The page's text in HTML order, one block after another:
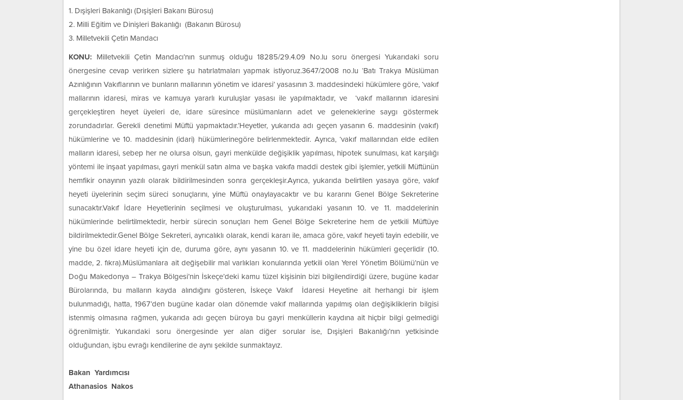
1. Dışişleri Bakanlığı (Dışişleri Bakanı Bürosu)
2. Milli Eğitim ve Dinişleri Bakanlığı (Bakanın Bürosu)
3. Milletvekili Çetin Mandacı
KONU: Milletvekili Çetin Mandacı’nın sunmuş olduğu 18285/29.4.09 No.lu soru önergesi Yukarıdaki soru
önergesine cevap verirken sizlere şu hatırlatmaları yapmak istiyoruz.3647/2008 no.lu ‘Batı Trakya Müslüman
Azınlığının Vakıflarının ve bunların mallarının yönetim ve idaresi’ yasasının 3. maddesindeki hükümlere göre, ‘vakıf
mallarının idaresi, miras ve kamuya yararlı kuruluşlar yasası ile yapılmaktadır, ve ‘vakıf mallarının idaresini
gerçekleştiren heyet üyeleri de, idare süresince müslümanların adet ve geleneklerine saygı göstermek
zorundadırlar. Gerekli denetimi Müftü yapmaktadır.’Heyetler, yukarıda adı geçen yasanın 6. maddesinin (vakıf)
hükümlerine ve 10. maddesinin (idari) hükümlerinegöre belirlenmektedir. Ayrıca, ‘vakıf mallarından elde edilen
malların idaresi, sebep her ne olursa olsun, gayri menkülde değişiklik yapılması, hipotek sunulması, kat karşılığı
yöntemi ile inşaat yapılması, gayri menkül satın alma ve başka vakıfa maddi destek gibi işlemler, yetkili Müftünün
hemfikir onayının yazılı olarak bildirilmesinden sonra gerçekleşir.Ayrıca, yukarıda belirtilen yasaya göre, vakıf
heyeti üyelerinin seçim süreci sonuçlarını, yine Müftü onaylayacaktır ve bu kararını Genel Bölge Sekreterine
sunacaktır.Vakıf İdare Heyetlerinin seçilmesi ve oluşturulması, yukarıdaki yasanın 10. ve 11. maddelerinin
hükümlerinde belirtilmektedir, herbir sürecin sonuçları hem Genel Bölge Sekreterine hem de yetkili Müftüye
bildirilmektedir.Genel Bölge Sekreteri, ayrıcalıklı olarak, kendi kararı ile, amaca göre, vakıf heyeti tayin edebilir, ve
yine bu özel idare heyeti için de, duruma göre, aynı yasanın 10. ve 11. maddelerinin hükümleri geçerlidir (10.
madde, 2. fıkra).Müslümanlara ait değişebilir mal varlıkları konularında yetkili olan Yerel Yönetim Bölümü’nün ve
Doğu Makedonya – Trakya Bölgesi’nin İskeçe’deki kamu tüzel kişisinin bizi bilgilendirdiği üzere, bugüne kadar
Bürolarında, bu malların kayda alındığını gösteren, İskeçe Vakıf İdaresi Heyetine ait herhangi bir işlem
bulunmadığı, hatta, 1967’den bugüne kadar olan dönemde vakıf mallarında yapılmış olan değişikliklerin bilgisi
istenmiş olmasına rağmen, yukarıda adı geçen büroya bu gayri menküllerin kaydına ait hiçbir bilgi gelmediği
öğrenilmiştir. Yukarıdaki soru önergesinde yer alan diğer sorular ise, Dışişleri Bakanlığı’nın yetkisinde
olduğundan, işbu evrağı kendilerine de aynı şekilde sunmaktayız.
Bakan Yardımcısı
Athanasios Nakos